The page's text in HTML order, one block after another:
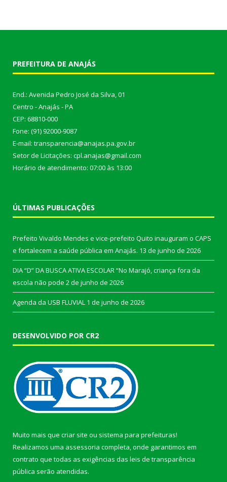
PREFEITURA DE ANAJÁS
End.: Avenida Pedro José da Silva, 01
Centro - Anajás - PA
CEP: 68810-000
Fone: (91) 92000-9087
E-mail: transparencia@anajas.pa.gov.br
Setor de Licitações: cpl.anajas@gmail.com
Horário de atendimento: 07:00 às 13:00
ÚLTIMAS PUBLICAÇÕES
Prefeito Vivaldo Mendes e vice-prefeito Quito inauguram o CAPS
e fortalecem a saúde pública em Anajás. 13 de junho de 2026
DIA “D” DA BUSCA ATIVA ESCOLAR “No Marajó, criança fora da
escola não pode 2 de junho de 2026
Agenda da USB FLUVIAL 1 de junho de 2026
DESENVOLVIDO POR CR2
Muito mais que criar site ou sistema para prefeituras!
Realizamos uma assessoria completa, onde garantimos em
contrato que todas as exigências das leis de transparência
pública serão atendidas.